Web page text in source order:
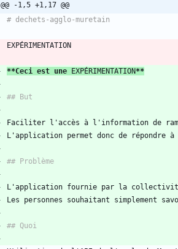
@@ -1,5 +1,17 @@
**Ceci est une EXPÉRIMENTATION**
L'application permet donc de répondre